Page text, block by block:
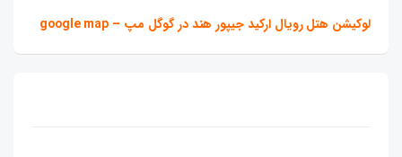
لوکیشن هتل رویال ارکید جیپور هند در گوگل مپ – google map